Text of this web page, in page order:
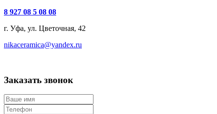
8 927 08 5 08 08
г. Уфа, ул. Цветочная, 42
nikaceramica@yandex.ru
Заказать звонок